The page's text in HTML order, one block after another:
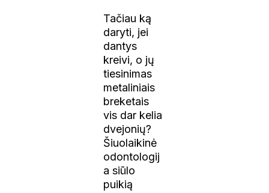
Tačiau ką
daryti, jei
dantys
kreivi, o jų
tiesinimas
metaliniais
breketais
vis dar kelia
dvejonių?
Šiuolaikinė
odontologij
a siūlo
puikią